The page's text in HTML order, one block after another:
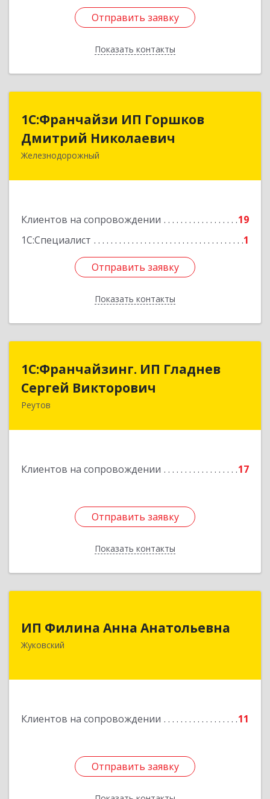
Отправить заявку
Показать контакты
Отправить заявку
Назад
1С:Франчайзи ИП Горшков
Дмитрий Николаевич
Железнодорожный
Клиентов на сопровождении
19
1С:Специалист
1
Отправить заявку
Показать контакты
1С:Франчайзи ИП Горшков
Дмитрий Николаевич
143980, Московская обл, Железнодорожный г,
Отправить заявку
Назад
1С:Франчайзинг. ИП Гладнев
Сергей Викторович
Реутов
Клиентов на сопровождении 17
Отправить заявку
Показать контакты
1С:Франчайзинг. ИП Гладнев
Сергей Викторович
143966, Московская обл, Реутов г, Парковая ул,
Отправить заявку
Назад
ИП Филина Анна Анатольевна
Жуковский
Клиентов на сопровождении 11
Отправить заявку
Подробнее
Отправить заявку